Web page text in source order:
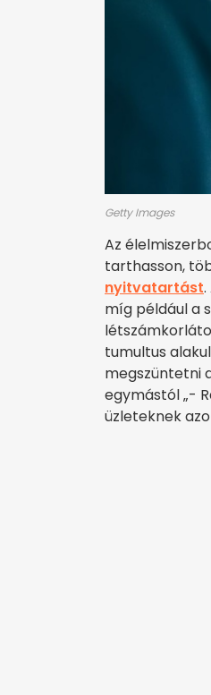
Getty Images
Az
tarthasson,
nyitvatartást
míg például a
tumultus
megszüntetni
egymástól „-
üzleteknek